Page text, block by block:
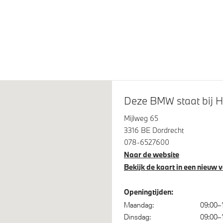
Parkeer assistent
Driving Assistant
Deze BMW staat bij
Mijlweg 65
3316 BE Dordrecht
078-6527600
Naar de website
Bekijk de kaart in een nieuw
Openingtijden:
Maandag:
Dinsdag: